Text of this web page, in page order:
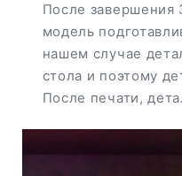
После завершения
модель
нашем случае
стола и поэтому
После печати,